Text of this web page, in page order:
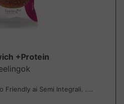
+Protein
Friendly ai Semi Integrali. ....